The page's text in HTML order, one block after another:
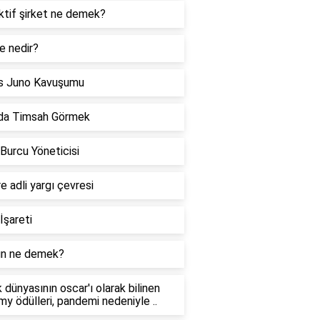
şirket ne demek?
nedir?
Juno Kavuşumu
Timsah Görmek
Yöneticisi
adli yargı çevresi
ne demek?
oscar'ı olarak bilinen
ödülleri, pandemi nedeniyle ..